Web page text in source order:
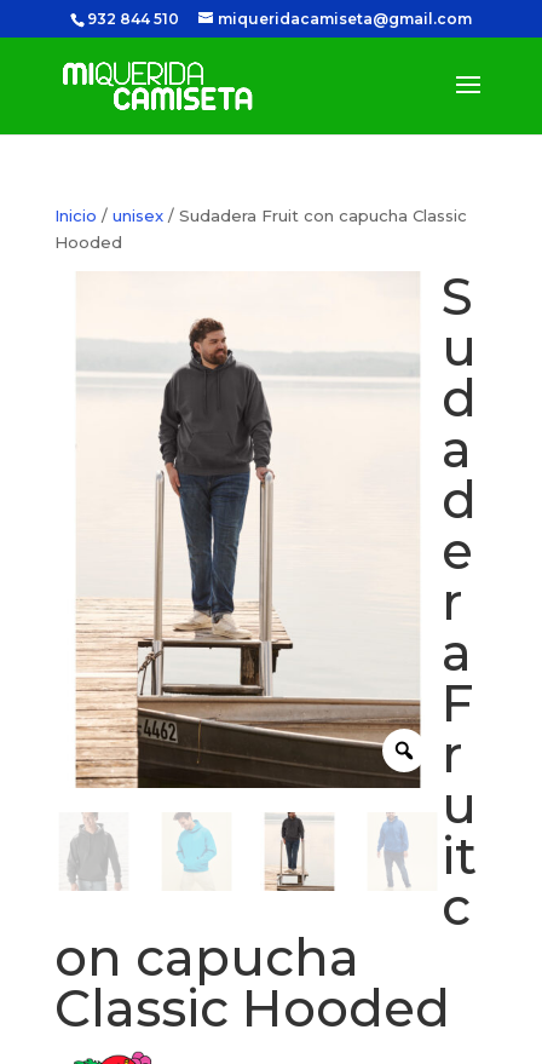
932 844 510 miqueridacamiseta@gmail.com
Inicio / unisex/ Sudadera Fruit con capucha Classic
Hooded
S
u
d
a
d
e
r
a
F
r
u
it
c
on capucha
Classic Hooded